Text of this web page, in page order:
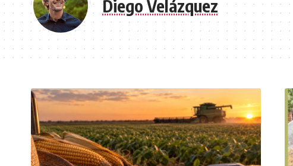
Diego Velázquez